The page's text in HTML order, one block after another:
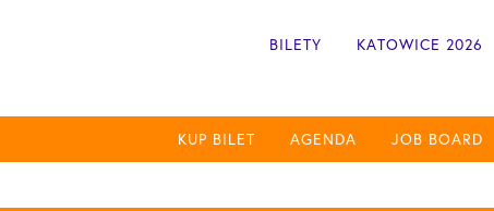
BILETY KATOWICE 2026
KUP BILET AGENDA JOB BOARD